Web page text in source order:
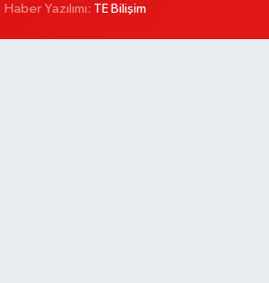
Haber Yazılımı: TE Bilişim